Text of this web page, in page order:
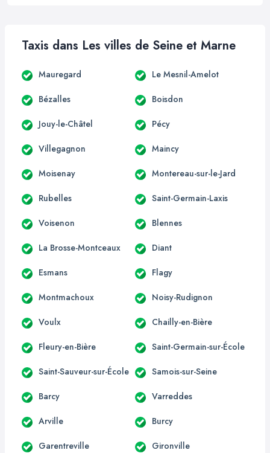
Taxis dans Les villes de Seine et Marne
Mauregard Le Mesnil-Amelot
Bézalles Boisdon
Jouy-le-Châtel Pécy
Villegagnon Maincy
Moisenay Montereau-sur-le-Jard
Rubelles Saint-Germain-Laxis
Voisenon Blennes
La Brosse-Montceaux Diant
Esmans Flagy
Montmachoux Noisy-Rudignon
Voulx Chailly-en-Bière
Fleury-en-Bière Saint-Germain-sur-École
Saint-Sauveur-sur-École Samois-sur-Seine
Barcy Varreddes
Arville Burcy
Garentreville Gironville